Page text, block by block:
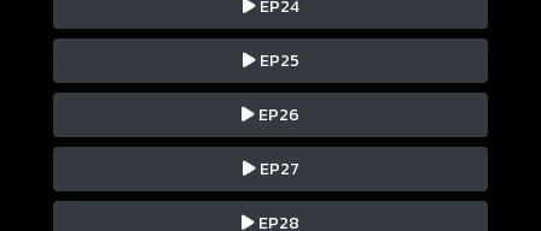
EP24
EP25
EP26
EP27
EP28